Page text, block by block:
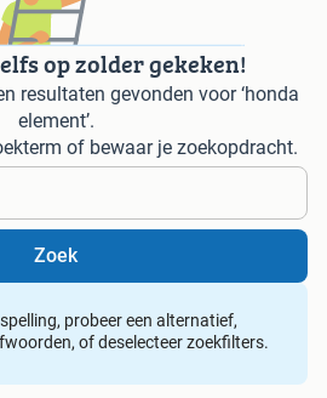
op zolder gekeken!
resultaten gevonden voor ‘honda
element’.
of bewaar je zoekopdracht.
Zoek
probeer een alternatief,
of deselecteer zoekfilters.